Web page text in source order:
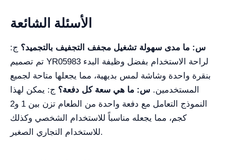
الأسئلة الشائعة
س: ما مدى سهولة تشغيل مجفف التجفيف بالتجميد؟ ج:
تم تصميم YR05983 لراحة الاستخدام بفضل وظيفة البدء
بنقرة واحدة وشاشة لمس بديهية، مما يجعلها متاحة لجميع
المستخدمين. س: ما هي سعة كل دفعة؟ ج: يمكن لهذا
النموذج التعامل مع دفعة واحدة من الطعام تزن بين 1 و2
كجم، مما يجعله مناسباً للاستخدام الشخصي وكذلك
للاستخدام التجاري الصغير.